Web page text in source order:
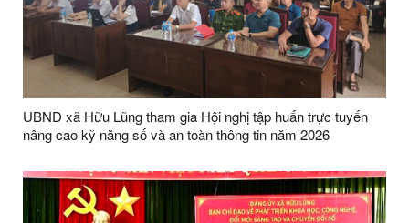
UBND xã Hữu Lũng tham gia Hội nghị tập huấn trực tuyến
nâng cao kỹ năng số và an toàn thông tin năm 2026